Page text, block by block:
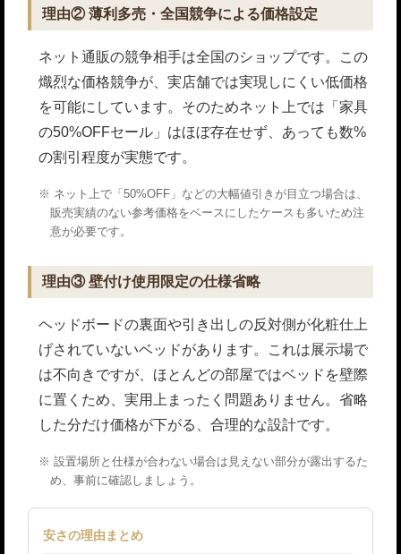
理由② 薄利多売・全国競争による価格設定
ネット通販の競争相手は全国のショップです。この
熾烈な価格競争が、実店舗では実現しにくい低価格
を可能にしています。そのためネット上では「家具
の50%OFFセール」はほぼ存在せず、あっても数%
の割引程度が実態です。
ネット上で「50%OFF」などの大幅値引きが目立つ場合は、
販売実績のない参考価格をベースにしたケースも多いため注
意が必要です。
理由③ 壁付け使用限定の仕様省略
ヘッドボードの裏面や引き出しの反対側が化粧仕上
げされていないベッドがあります。これは展示場で
は不向きですが、ほとんどの部屋ではベッドを壁際
に置くため、実用上まったく問題ありません。省略
した分だけ価格が下がる、合理的な設計です。
設置場所と仕様が合わない場合は見えない部分が露出するた
め、事前に確認しましょう。
安さの理由まとめ